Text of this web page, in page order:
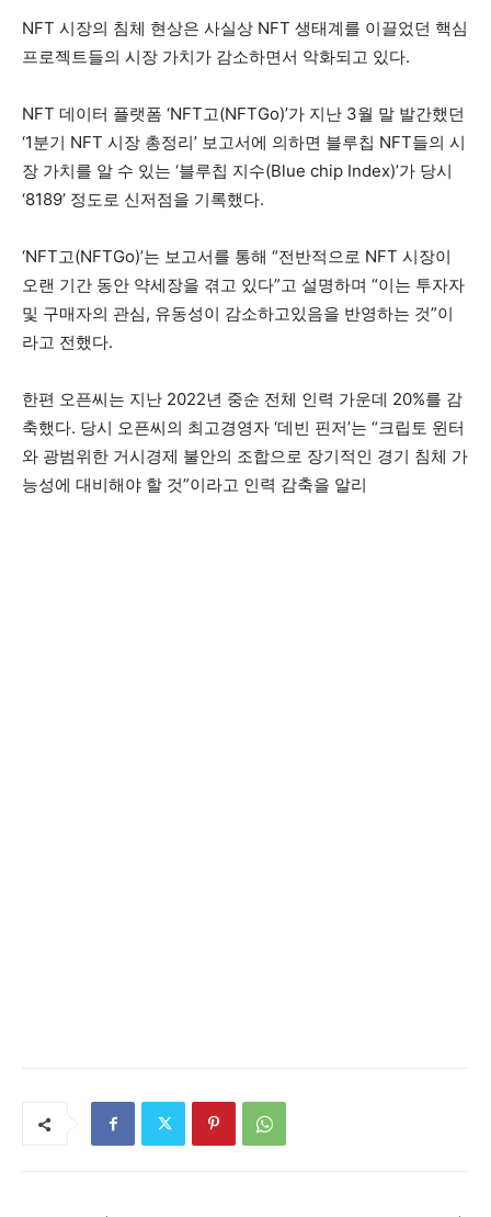
NFT 시장의 침체 현상은 사실상 NFT 생태계를 이끌었던 핵심
프로젝트들의 시장 가치가 감소하면서 악화되고 있다.
NFT 데이터 플랫폼 ‘NFT고(NFTGo)’가 지난 3월 말 발간했던
‘1분기 NFT 시장 총정리’ 보고서에 의하면 블루칩 NFT들의 시
장 가치를 알 수 있는 ‘블루칩 지수(Blue chip Index)’가 당시
‘8189’ 정도로 신저점을 기록했다.
‘NFT고(NFTGo)’는 보고서를 통해 “전반적으로 NFT 시장이
오랜 기간 동안 약세장을 겪고 있다”고 설명하며 “이는 투자자
및 구매자의 관심, 유동성이 감소하고있음을 반영하는 것”이
라고 전했다.
한편 오픈씨는 지난 2022년 중순 전체 인력 가운데 20%를 감
축했다. 당시 오픈씨의 최고경영자 ‘데빈 핀저’는 “크립토 윈터
와 광범위한 거시경제 불안의 조합으로 장기적인 경기 침체 가
능성에 대비해야 할 것”이라고 인력 감축을 알리